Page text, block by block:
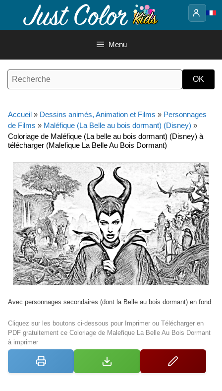
contenu
Menu
Accueil » Dessins animés, Animation et Films » Personnages
de Films » Maléfique (La Belle au bois dormant) (Disney) »
Coloriage de Maléfique (La belle au bois dormant) (Disney) à
télécharger (Malefique La Belle Au Bois Dormant)
Avec personnages secondaires (dont la Belle au bois dormant) en fond
Cliquez sur les boutons ci-dessous pour Imprimer ou Télécharger en
PDF gratuitement ce Coloriage de Malefique La Belle Au Bois Dormant
à imprimer